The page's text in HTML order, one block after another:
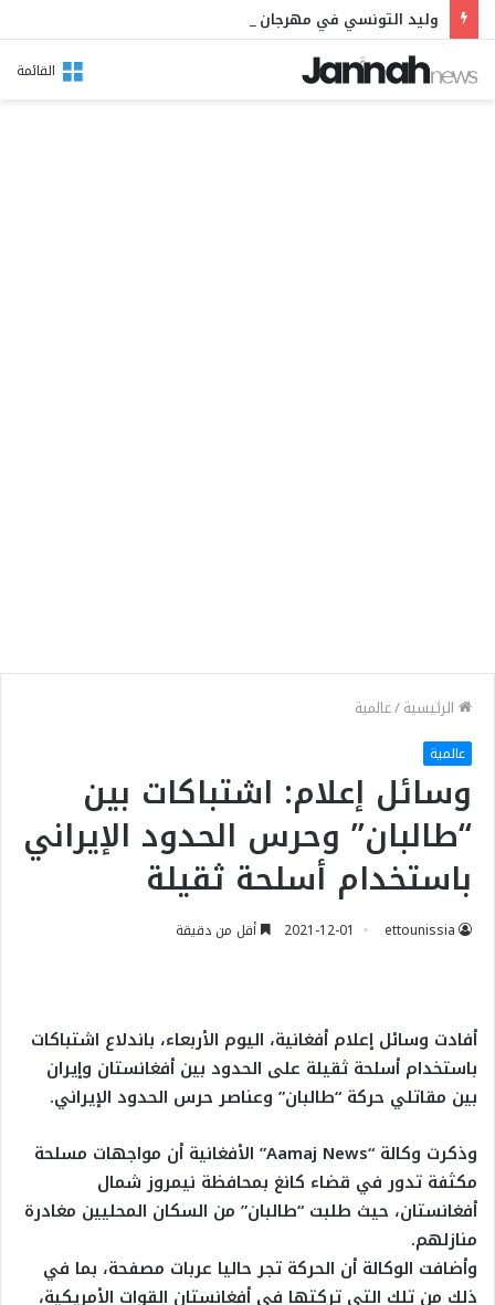
القائمة
الرئيسية/عالمية
عالمية
وسائل إعلام: اشتباكات بين
“طالبان” وحرس الحدود الإيراني
باستخدام أسلحة ثقيلة
ettounissia
2021-12-01 أقل من دقيقة
أفادت وسائل إعلام أفغانية، اليوم الأربعاء، باندلاع اشتباكات
باستخدام أسلحة ثقيلة على الحدود بين أفغانستان وإيران
بين مقاتلي حركة “طالبان” وعناصر حرس الحدود الإيراني.
وذكرت وكالة “Aamaj News” الأفغانية أن مواجهات مسلحة
مكثفة تدور في قضاء كانغ بمحافظة نيمروز شمال
أفغانستان، حيث طلبت “طالبان” من السكان المحليين مغادرة
منازلهم.
وأضافت الوكالة أن الحركة تجر حاليا عربات مصفحة، بما في
ذلك من تلك التي تركتها في أفغانستان القوات الأمريكية،